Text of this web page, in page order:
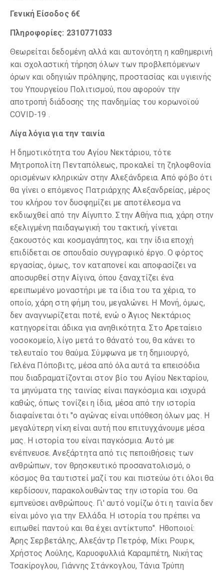
Γενική Είσοδος 6€
Πληροφορίες: 2310771033
Θεωρείται δεδομένη αλλά και αυτονόητη η καθημερινή
και σχολαστική τήρηση όλων των προβλεπόμενων
όρων και οδηγιών πρόληψης, προστασίας και υγιεινής
του Υπουργείου Πολιτισμού, που αφορούν την
αποτροπή διάδοσης της πανδημίας του κορωνοϊού
COVID-19 .
Λίγα λόγια για την ταινία
Η δημοτικότητα του Αγίου Νεκτάριου, τότε
Μητροπολίτη Πενταπόλεως, προκαλεί τη ζηλοφθονία
ορισμένων κληρικών στην Αλεξάνδρεια. Από φόβο ότι
θα γίνει ο επόμενος Πατριάρχης Αλεξανδρείας, μέρος
του κλήρου τον δυσφημίζει με αποτέλεσμα να
εκδιωχθεί από την Αίγυπτο. Στην Αθήνα πια, χάρη στην
εξελιγμένη παιδαγωγική του τακτική, γίνεται
ξακουστός και κοσμαγάπητος, και την ίδια εποχή
επιδίδεται σε σπουδαίο συγγραφικό έργο. Ο φόρτος
εργασίας, όμως, τον καταπονεί και αποφασίζει να
αποσυρθεί στην Αίγινα, όπου ξαναχτίζει ένα
ερειπωμένο μοναστήρι με τα ίδια του τα χέρια, το
οποίο, χάρη στη φήμη του, μεγαλώνει. Η Μονή, όμως,
δεν αναγνωρίζεται ποτέ, ενώ ο Άγιος Νεκτάριος
κατηγορείται άδικα για ανηθικότητα. Στο Αρεταίειο
νοσοκομείο, λίγο μετά το θάνατό του, θα κάνει το
τελευταίο του θαύμα. Σύμφωνα με τη δημιουργό,
Γελένα Πόποβιτς, μέσα από όλα αυτά τα επεισόδια
που διαδραματίζονται στον βίο του Αγίου Νεκταρίου,
τα μηνύματα της ταινίας είναι παγκόσμια και ισχυρά
καθώς, όπως τονίζει η ίδια, μέσα από την ιστορία
διαφαίνεται ότι "ο αγώνας είναι υπόθεση όλων μας. Η
μεγαλύτερη νίκη είναι αυτή που επιτυγχάνουμε μέσα
μας. Η ιστορία του είναι παγκόσμια. Αυτό με
ενέπνευσε. Ανεξάρτητα από τις πεποιθήσεις των
ανθρώπων, τον θρησκευτικό προσανατολισμό, ο
κόσμος θα ταυτιστεί μαζί του και πιστεύω ότι όλοι θα
κερδίσουν, παρακολουθώντας την ιστορία του. Θα
εμπνεύσει ανθρώπους. Γι' αυτό νομίζω ότι η ταινία δεν
είναι μόνο για την Ελλάδα. Η ιστορία του πρέπει να
ειπωθεί παντού και θα έχει αντίκτυπο". Ηθοποιοί:
Άρης Σερβετάλης, Αλεξάντρ Πετρόφ, Μίκι Ρουρκ,
Χρήστος Λούλης, Καρυοφυλλιά Καραμπέτη, Νικήτας
Τσακίρογλου, Γιάννης Στάνκογλου, Τάνια Τρύπη